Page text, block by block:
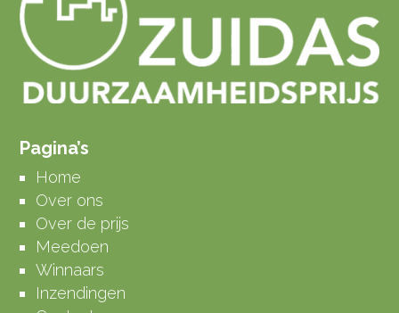
Pagina’s
Home
Over ons
Over de prijs
Meedoen
Winnaars
Inzendingen